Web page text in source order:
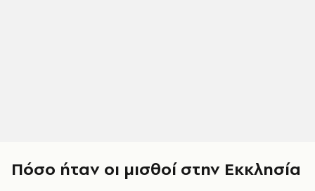
Πόσο ήταν οι μισθοί στην Εκκλησία